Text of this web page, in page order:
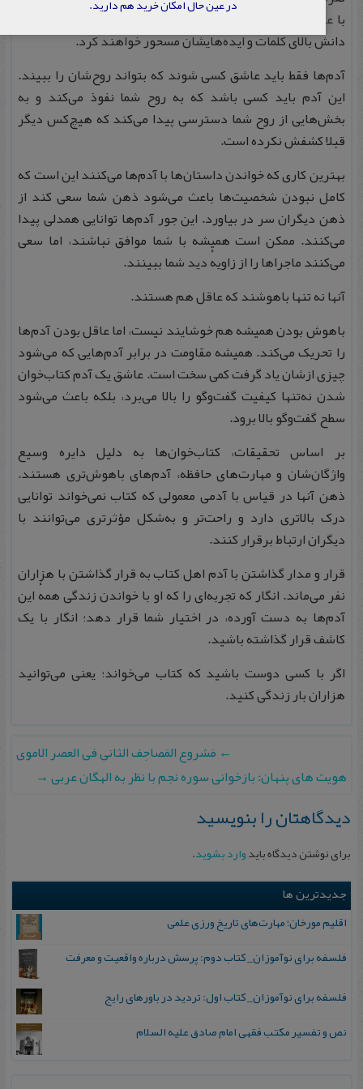
با عمیق‌ترین فکرها و تئوری‌ها پاسخ شما را می‌دهند. شما را با
دانش بالای کلمات و ایده‌هایشان مسحور خواهند کرد.
آدم‌ها فقط باید عاشق کسی شوند که بتواند روح‌شان را ببیند.
این آدم باید کسی باشد که به روح شما نفوذ می‌کند و به
بخش‌هایی از روح شما دسترسی پیدا می‌کند که هیچ‌کس دیگر
قبلا کشفش نکرده است.
بهترین کاری که خواندن داستان‌ها با آدم‌ها می‌کنند این است که
کامل نبودن شخصیت‌ها باعث می‌شود ذهن شما سعی کند از
ذهن دیگران سر در بیاورد. این جور آدم‌ها توانایی همدلی پیدا
می‌کنند. ممکن است همیشه با شما موافق نباشند، اما سعی
می‌کنند ماجراها را از زاویهٔ دید شما ببینند.
آنها نه‌ تنها باهوشند که عاقل هم هستند.
باهوش بودن همیشه هم خوشایند نیست، اما عاقل بودن آدم‌ها
را تحریک می‌کند. همیشه مقاومت در برابر آدم‌هایی که می‌شود
چیزی ازشان یاد گرفت کمی سخت است. عاشق یک آدم کتاب‌خوان
شدن نه‌تنها کیفیت گفت‌وگو را بالا می‌برد، بلکه باعث می‌شود
سطح گفت‌وگو بالا برود.
بر اساس تحقیقات، کتاب‌خوان‌ها به دلیل دایره وسیع
واژگان‌شان و مهارت‌های حافظه، آدم‌های باهوش‌تری هستند.
ذهن آنها در قیاس با آدمی معمولی که کتاب نمی‌خواند توانایی
درک بالاتری دارد و راحت‌تر و به‌شکل مؤثرتری می‌توانند با
دیگران ارتباط برقرار کنند.
قرار و مدار گذاشتن با آدم اهل کتاب به قرار گذاشتن با هزاران
نفر می‌ماند. انگار که تجربه‌ای را که او با خواندن زندگی همهٔ این
آدم‌ها به دست آورده، در اختیار شما قرار دهد؛ انگار با یک
کاشف قرار گذاشته باشید.
اگر با کسی دوست باشید که کتاب می‌خواند؛ یعنی می‌توانید
هزاران بار زندگی كنيد.
← مَشروع المَصاحِف الثانی فی العصر الاموی
هویت های پنهان: بازخوانی سوره نجم با نظر به الهگان عربی→
دیدگاهتان را بنویسید
برای نوشتن دیدگاه بایدوارد بشوید.
جدیدترین ها
اقلیم مورخان؛ مهارت‌های تاریخ ورزی علمی
فلسفه برای نوآموزان_ کتاب دوم: پرسش درباره واقعیت و معرفت
فلسفه برای نوآموزان_ کتاب اول: تردید در باورهای رایج
نص و تفسیر مکتب فقهی امام صادق علیه السلام